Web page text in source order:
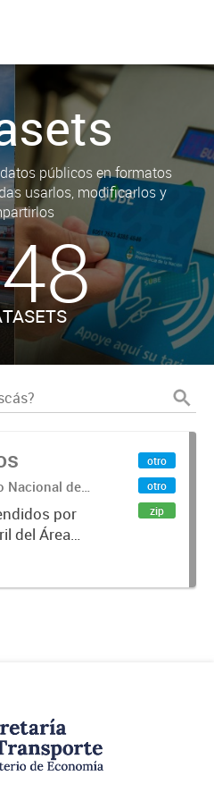
públicos en formatos
usarlos, modificarlos y
Nacional de
por
del Área
Año
otro
otro
zip